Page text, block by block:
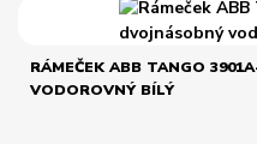
RÁMEČEK ABB TANGO
VODOROVNÝ BÍLÝ